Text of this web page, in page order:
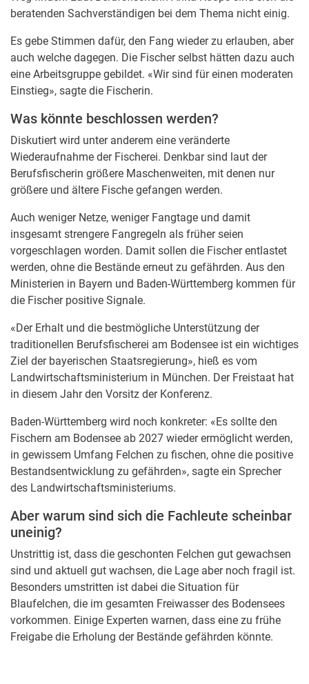
beratenden Sachverständigen bei dem Thema nicht einig.
Es gebe Stimmen dafür, den Fang wieder zu erlauben, aber
auch welche dagegen. Die Fischer selbst hätten dazu auch
eine Arbeitsgruppe gebildet. «Wir sind für einen moderaten
Einstieg», sagte die Fischerin.
Was könnte beschlossen werden?
Diskutiert wird unter anderem eine veränderte
Wiederaufnahme der Fischerei. Denkbar sind laut der
Berufsfischerin größere Maschenweiten, mit denen nur
größere und ältere Fische gefangen werden.
Auch weniger Netze, weniger Fangtage und damit
insgesamt strengere Fangregeln als früher seien
vorgeschlagen worden. Damit sollen die Fischer entlastet
werden, ohne die Bestände erneut zu gefährden. Aus den
Ministerien in Bayern und Baden-Württemberg kommen für
die Fischer positive Signale.
«Der Erhalt und die bestmögliche Unterstützung der
traditionellen Berufsfischerei am Bodensee ist ein wichtiges
Ziel der bayerischen Staatsregierung», hieß es vom
Landwirtschaftsministerium in München. Der Freistaat hat
in diesem Jahr den Vorsitz der Konferenz.
Baden-Württemberg wird noch konkreter: «Es sollte den
Fischern am Bodensee ab 2027 wieder ermöglicht werden,
in gewissem Umfang Felchen zu fischen, ohne die positive
Bestandsentwicklung zu gefährden», sagte ein Sprecher
des Landwirtschaftsministeriums.
Aber warum sind sich die Fachleute scheinbar
uneinig?
Unstrittig ist, dass die geschonten Felchen gut gewachsen
sind und aktuell gut wachsen, die Lage aber noch fragil ist.
Besonders umstritten ist dabei die Situation für
Blaufelchen, die im gesamten Freiwasser des Bodensees
vorkommen. Einige Experten warnen, dass eine zu frühe
Freigabe die Erholung der Bestände gefährden könnte.